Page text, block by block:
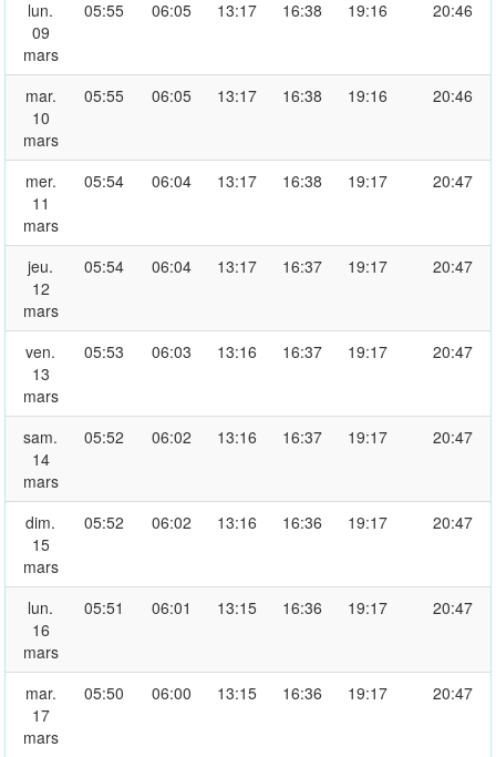
lun.
09
mars
05:55 06:05 13:17 16:38 19:16 20:46
mar.
10
mars
05:55 06:05 13:17 16:38 19:16 20:46
mer.
11
mars
05:54 06:04 13:17 16:38 19:17 20:47
jeu.
12
mars
05:54 06:04 13:17 16:37 19:17 20:47
ven.
13
mars
05:53 06:03 13:16 16:37 19:17 20:47
sam.
14
mars
05:52 06:02 13:16 16:37 19:17 20:47
dim.
15
mars
05:52 06:02 13:16 16:36 19:17 20:47
lun.
16
mars
05:51 06:01 13:15 16:36 19:17 20:47
mar.
17
mars
05:50 06:00 13:15 16:36 19:17 20:47